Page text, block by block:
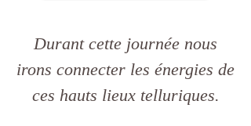
Durant cette journée nous
irons connecter les énergies de
ces hauts lieux telluriques.